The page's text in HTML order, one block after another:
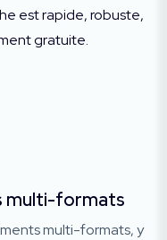
est rapide, robuste,
gratuite.
multi-formats
multi-formats, y